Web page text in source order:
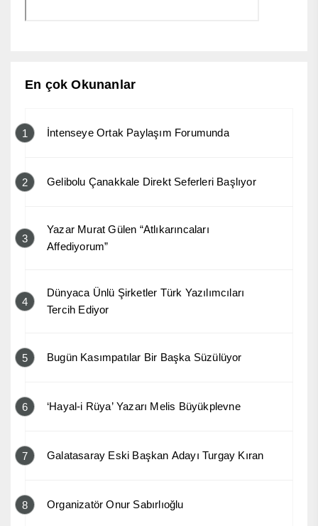
En çok Okunanlar
1 İntenseye Ortak Paylaşım Forumunda
2 Gelibolu Çanakkale Direkt Seferleri Başlıyor
3
Yazar Murat Gülen “Atlıkarıncaları
Affediyorum”
4
Dünyaca Ünlü Şirketler Türk Yazılımcıları
Tercih Ediyor
5 Bugün Kasımpatılar Bir Başka Süzülüyor
6 ‘Hayal-i Rüya’ Yazarı Melis Büyükplevne
7 Galatasaray Eski Başkan Adayı Turgay Kıran
8 Organizatör Onur Sabırlıoğlu